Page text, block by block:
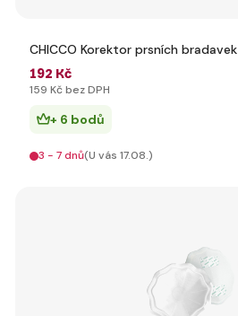
CHICCO Korektor prsních bradavek
192 Kč
159 Kč bez DPH
+ 6 bodů
3 - 7 dnů(U vás 17.08.)